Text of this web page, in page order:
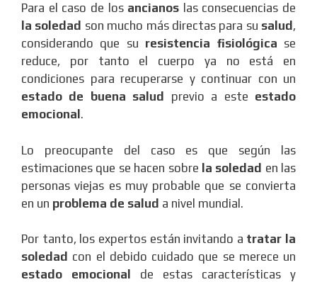
Para el caso de los ancianos las consecuencias de
la soledad son mucho más directas para su salud ,
considerando que su resistencia fisiológica se
reduce, por tanto el cuerpo ya no está en
condiciones para recuperarse y continuar con un
estado de buena salud
previo a este estado
emocional .
Lo preocupante del caso es que según las
estimaciones que se hacen sobre la soledad en las
personas viejas es muy probable que se convierta
en un problema de salud a nivel mundial.
Por tanto, los expertos están invitando a tratar la
soledad con el debido cuidado que se merece un
estado emocional
de estas características y